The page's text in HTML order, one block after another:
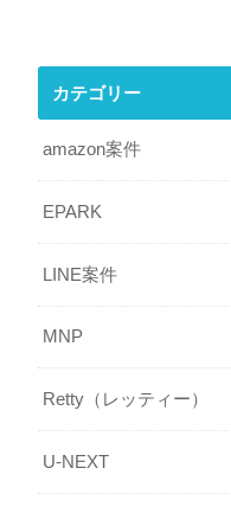
カテゴリー
amazon案件
EPARK
LINE案件
MNP
Retty（レッティー）
U-NEXT